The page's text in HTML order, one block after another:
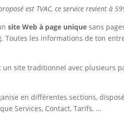
est TVAC, ce service revient à
site Web à page unique sans
Toutes les informations de ton
un site traditionnel avec plusieurs
en différentes sections,
Services, Contact, Tarifs, ...